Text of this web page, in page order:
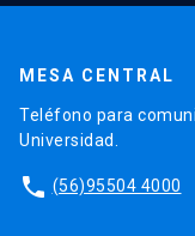
MESA CENTRAL
Teléfono para
Universidad.
phone (56)95504 4000